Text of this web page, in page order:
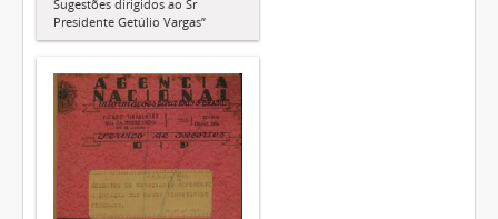
Sugestões dirigidos ao Sr
Presidente Getúlio Vargas”